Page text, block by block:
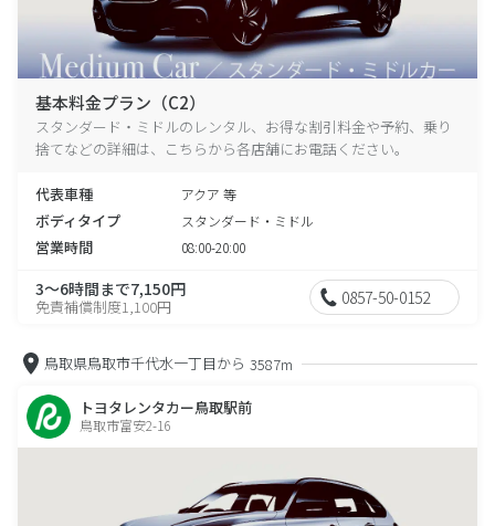
基本料金プラン（C2）
スタンダード・ミドルのレンタル、お得な割引料金や予約、乗り
捨てなどの詳細は、こちらから各店舗にお電話ください。
代表車種 アクア 等
ボディタイプ スタンダード・ミドル
営業時間 08:00-20:00
3～6時間まで7,150円
免責補償制度1,100円 0857-50-0152
鳥取県鳥取市千代水一丁目から 3587m
トヨタレンタカー鳥取駅前
鳥取市富安2-16